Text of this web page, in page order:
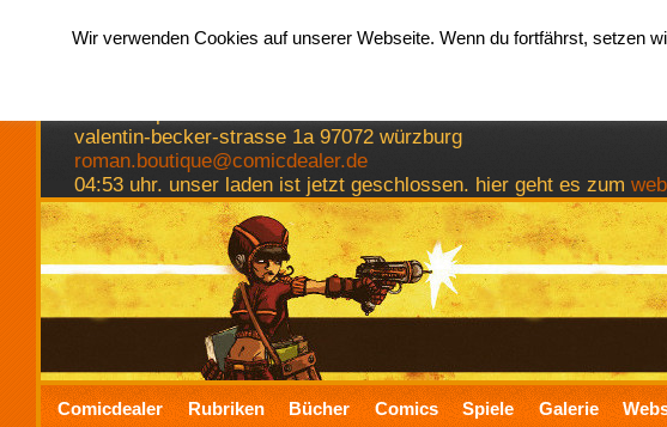
valentin-becker-strasse 1a 97072 würzburg
roman.boutique@comicdealer.de
04:53 uhr. unser laden ist jetzt geschlossen. hier geht es zum
Comicdealer Rubriken Bücher Comics Spiele Galerie
Wir verwenden Cookies auf unserer Webseite. Wenn du fortfährst, setzen